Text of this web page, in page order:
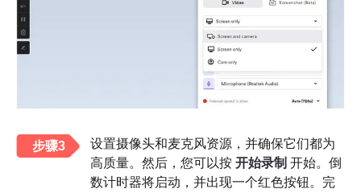
步骤3
设置摄像头和麦克风资源，并确保它们都为
高质量。然后，您可以按 开始录制 开始。倒
数计时器将启动，并出现一个红色按钮。完